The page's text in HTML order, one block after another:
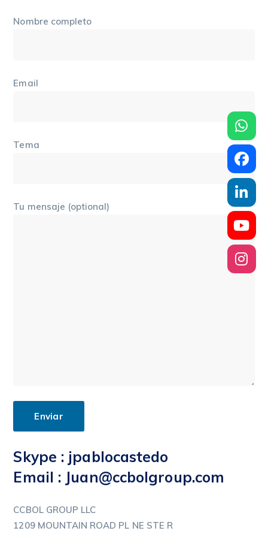
Nombre completo
Email
Tema
Tu mensaje (optional)
Skype : jpablocastedo
Email : Juan@ccbolgroup.com
CCBOL GROUP LLC
1209 MOUNTAIN ROAD PL NE STE R